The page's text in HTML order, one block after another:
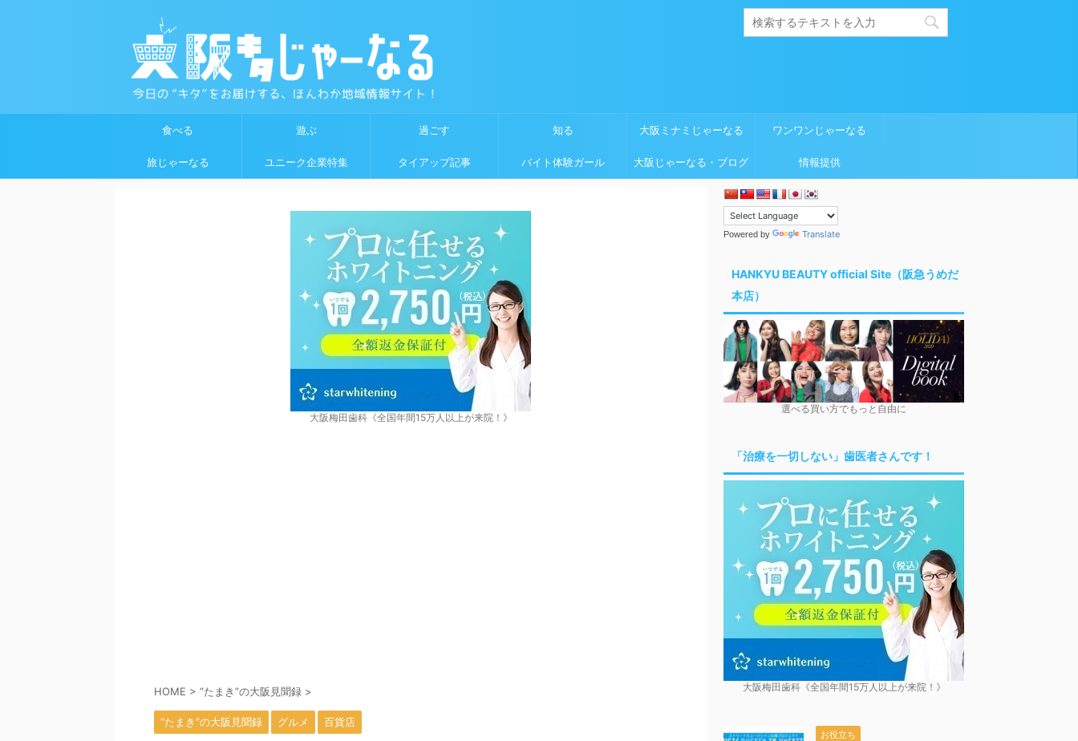
食べる 遊ぶ 過ごす 知る 大阪ミナミじゃーなる ワンワンじゃーなる
旅じゃーなる ユニーク企業特集 タイアップ記事 バイト体験ガール 大阪じゃーなる・ブログ 情報提供
大阪梅田歯科《全国年間15万人以上が来院！》
HOME > “たまき”の大阪見聞録 >
“たまき”の大阪見聞録 グルメ 百貨店
Powered by Translate
HANKYU BEAUTY official Site（阪急うめだ
本店）
選べる買い方でもっと自由に
「治療を一切しない」歯医者さんです！
大阪梅田歯科《全国年間15万人以上が来院！》
お役立ち